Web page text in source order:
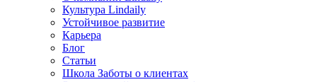
Культура Lindaily
Устойчивое развитие
Карьера
Блог
Статьи
Школа Заботы о клиентах